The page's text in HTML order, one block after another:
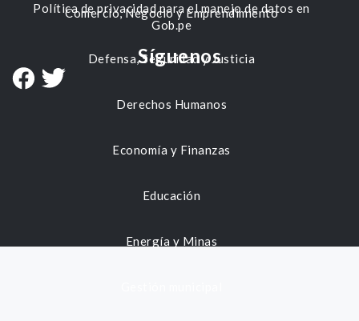
Comercio, Negocio y Emprendimiento
Defensa, Seguridad y Justicia
Derechos Humanos
Economía y Finanzas
Educación
Energía y Minas
Política de privacidad para el manejo de datos en
Gob.pe
Síguenos